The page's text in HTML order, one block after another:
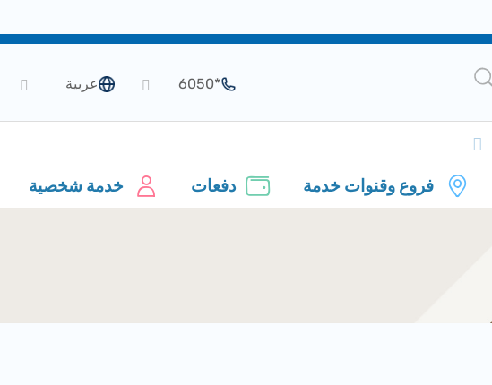
عربية *6050
فروع وقنوات خدمة دفعات خدمة شخصية